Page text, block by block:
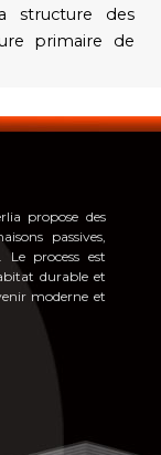
structure des
primaire de
propose des
passives,
Le process est
durable et
moderne et